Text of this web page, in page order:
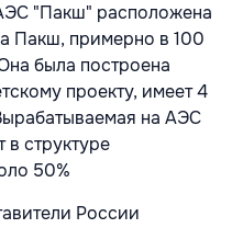
"Пакш" расположена
Пакш, примерно в 100
была построена
проекту, имеет 4
на АЭС
в структуре
50%
России